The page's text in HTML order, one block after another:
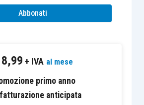
sistema “con comitato per il
rispettivamente. La
la cui disciplina relativa a
decadenza e
ora trasversalmente per tutti
vengono ritoccati e, con
Abbonati
8,99 + IVA al mese
primo anno
anticipata